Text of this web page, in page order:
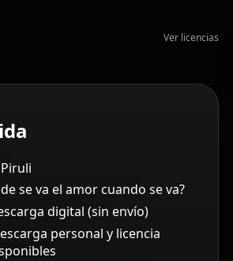
Ver licencias
se va el amor cuando se va?
digital (sin envío)
personal y licencia